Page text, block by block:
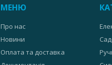
МЕНЮ
Про нас
Новини
Оплата та доставка